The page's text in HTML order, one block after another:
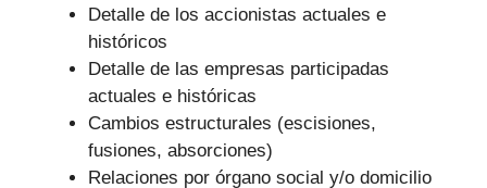
Detalle de los accionistas actuales e
históricos
Detalle de las empresas participadas
actuales e históricas
Cambios estructurales (escisiones,
fusiones, absorciones)
Relaciones por órgano social y/o domicilio